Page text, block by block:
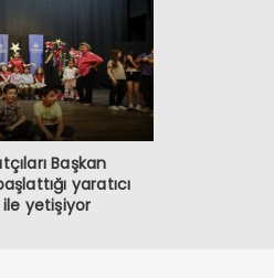
Başkan
yaratıcı
yetişiyor